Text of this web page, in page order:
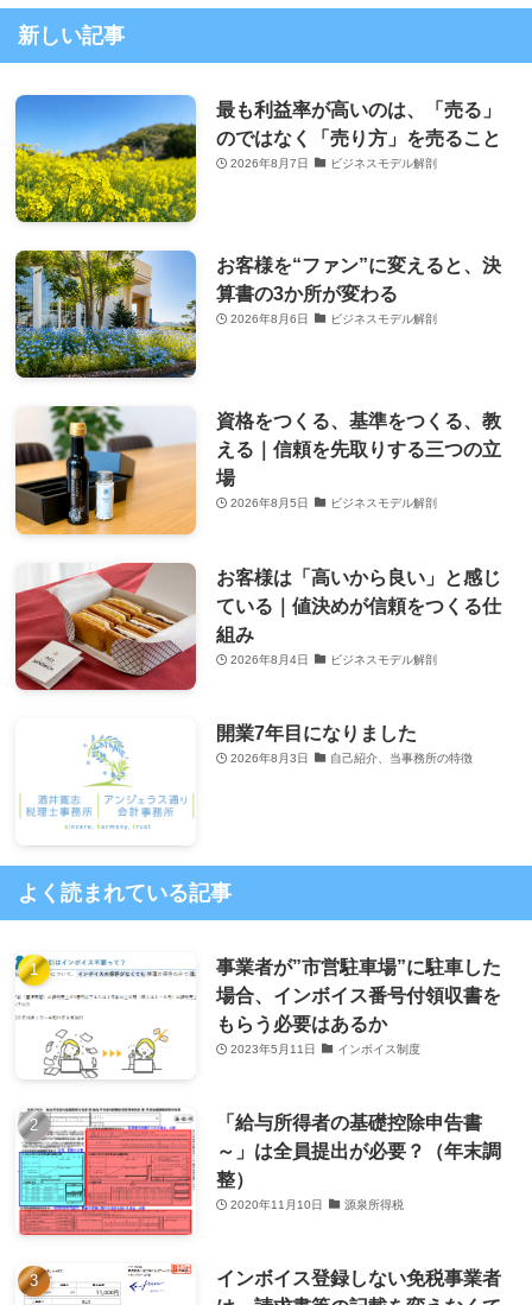
新しい記事
最も利益率が高いのは、「売る」
のではなく「売り方」を売ること
2026年8月7日 ビジネスモデル解剖
お客様を“ファン”に変えると、決
算書の3か所が変わる
2026年8月6日 ビジネスモデル解剖
資格をつくる、基準をつくる、教
える｜信頼を先取りする三つの立
場
2026年8月5日 ビジネスモデル解剖
お客様は「高いから良い」と感じ
ている｜値決めが信頼をつくる仕
組み
2026年8月4日 ビジネスモデル解剖
開業7年目になりました
2026年8月3日 自己紹介、当事務所の特徴
よく読まれている記事
事業者が”市営駐車場”に駐車した
場合、インボイス番号付領収書を
もらう必要はあるか
2023年5月11日 インボイス制度
「給与所得者の基礎控除申告書
～」は全員提出が必要？（年末調
整）
2020年11月10日 源泉所得税
インボイス登録しない免税事業者